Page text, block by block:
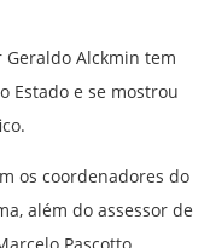
Alckmin tem
Estado e se mostrou
os coordenadores do
além do assessor de